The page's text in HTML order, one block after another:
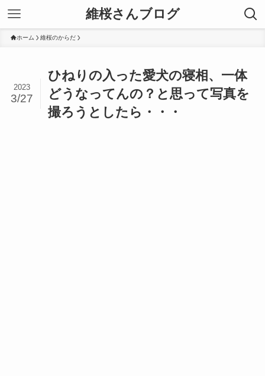
維桜さんブログ
ホーム 維桜のからだ
ひねりの入った愛犬の寝相、一体
どうなってんの？と思って写真を
撮ろうとしたら・・・
2023
3/27